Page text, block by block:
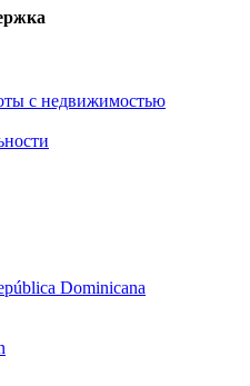
с недвижимостью
Dominicana